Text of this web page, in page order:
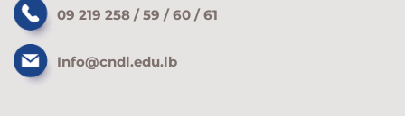
09 219 258 / 59 / 60 / 61
Info@cndl.edu.lb